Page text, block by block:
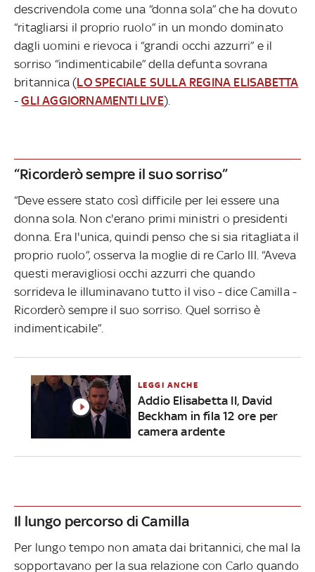
descrivendola come una “donna sola” che ha dovuto
“ritagliarsi il proprio ruolo” in un mondo dominato
dagli uomini e rievoca i “grandi occhi azzurri” e il
sorriso “indimenticabile” della defunta sovrana
britannica (LO SPECIALE SULLA REGINA ELISABETTA
-GLI AGGIORNAMENTI LIVE).
“Ricorderò sempre il suo sorriso”
“Deve essere stato così difficile per lei essere una
donna sola. Non c'erano primi ministri o presidenti
donna. Era l'unica, quindi penso che si sia ritagliata il
proprio ruolo”, osserva la moglie di re Carlo III. “Aveva
questi meravigliosi occhi azzurri che quando
sorrideva le illuminavano tutto il viso - dice Camilla -
Ricorderò sempre il suo sorriso. Quel sorriso è
indimenticabile”.
LEGGI ANCHE
Addio Elisabetta II, David
Beckham in fila 12 ore per
camera ardente
Il lungo percorso di Camilla
Per lungo tempo non amata dai britannici, che mal la
sopportavano per la sua relazione con Carlo quando